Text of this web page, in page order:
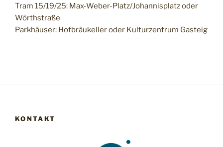
Tram 15/19/25: Max-Weber-Platz/Johannisplatz oder
Wörthstraße
Parkhäuser: Hofbräukeller oder Kulturzentrum Gasteig
KONTAKT